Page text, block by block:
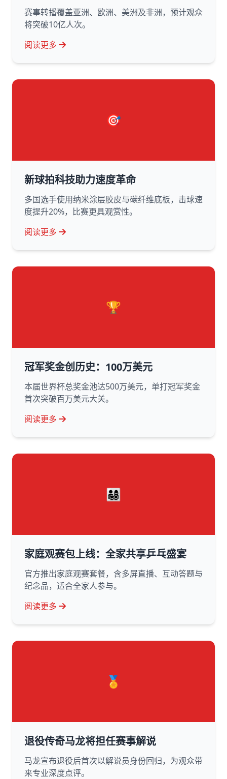
赛事转播覆盖亚洲、欧洲、美洲及非洲，预计观众
将突破10亿人次。
阅读更多
🎯
新球拍科技助力速度革命
多国选手使用纳米涂层胶皮与碳纤维底板，击球速
度提升20%，比赛更具观赏性。
阅读更多
🏆
冠军奖金创历史：100万美元
本届世界杯总奖金池达500万美元，单打冠军奖金
首次突破百万美元大关。
阅读更多
👨‍👩‍👧‍👦
家庭观赛包上线：全家共享乒乓盛宴
官方推出家庭观赛套餐，含多屏直播、互动答题与
纪念品，适合全家人参与。
阅读更多
🏅
退役传奇马龙将担任赛事解说
马龙宣布退役后首次以解说员身份回归，为观众带
来专业深度点评。